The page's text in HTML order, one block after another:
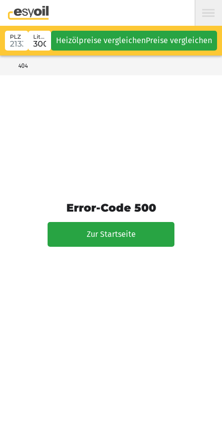
PLZ Liter Heizölpreise vergleichenPreise vergleichen
404
Error-Code 500
Zur Startseite